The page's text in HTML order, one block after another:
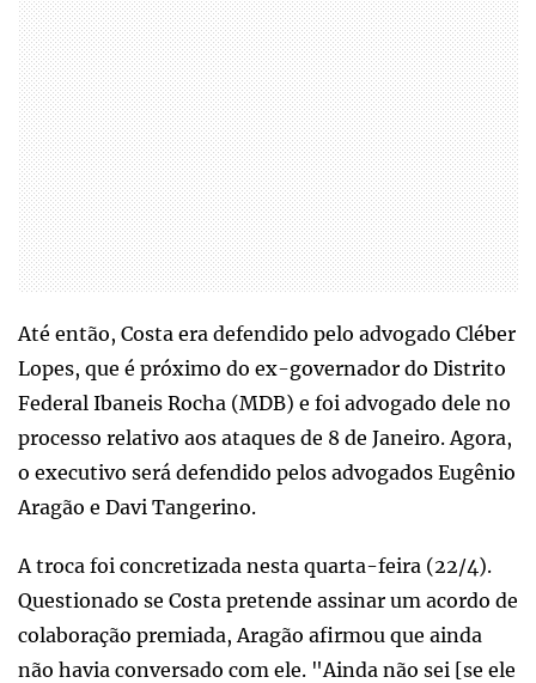
Até então, Costa era defendido pelo advogado Cléber
Lopes, que é próximo do ex-governador do Distrito
Federal Ibaneis Rocha (MDB) e foi advogado dele no
processo relativo aos ataques de 8 de Janeiro. Agora,
o executivo será defendido pelos advogados Eugênio
Aragão e Davi Tangerino.
A troca foi concretizada nesta quarta-feira (22/4).
Questionado se Costa pretende assinar um acordo de
colaboração premiada, Aragão afirmou que ainda
não havia conversado com ele. "Ainda não sei [se ele